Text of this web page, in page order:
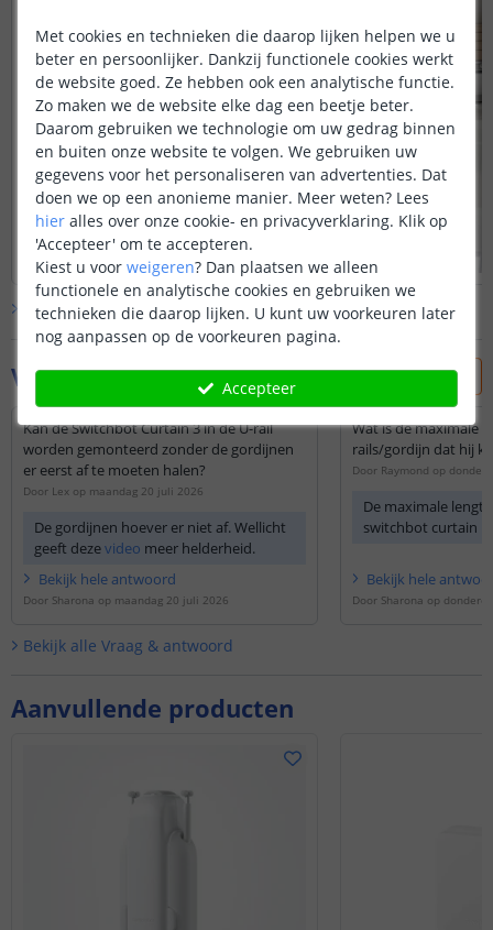
Aanvullende producten
Bekijk alleklantfoto’s
Vraag & antwoord
Kan de Switchbot Curtain 3 in de U-rail
worden gemonteerd zonder de gordijnen
er eerst af te moeten halen?
Door Lex op maandag 20 juli 2026
De gordijnen hoever er niet af. Wellicht
geeft dezevideo meer helderheid.
Bekijk hele antwoord
Door Sharona op maandag 20 juli 2026
Wat is de maximale
rails/gordijn dat hij
Door Raymond op
De maximale
switchbot curtain
Bekijk hele
Door Sharona op
Bekijk alle Vraag & antwoord
Met cookies en technieken die daarop lijken helpen we u
beter en persoonlijker. Dankzij functionele cookies werkt
de website goed. Ze hebben ook een analytische functie.
Zo maken we de website elke dag een beetje beter.
Daarom gebruiken we technologie om uw gedrag binnen
en buiten onze website te volgen. We gebruiken uw
gegevens voor het personaliseren van advertenties. Dat
doen we op een anonieme manier. Meer weten? Lees
hier alles over onze cookie- en privacyverklaring. Klik op
'Accepteer' om te accepteren.
Kiest u voor weigeren? Dan plaatsen we alleen
functionele en analytische cookies en gebruiken we
technieken die daarop lijken. U kunt uw voorkeuren later
nog aanpassen op de voorkeuren pagina.
Accepteer